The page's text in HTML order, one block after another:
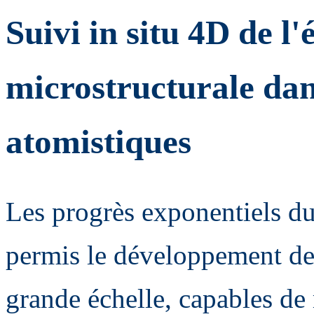
Suivi in situ 4D de
microstructurale
atomistiques
Les progrès exponentiels
permis le développement
grande échelle, capables